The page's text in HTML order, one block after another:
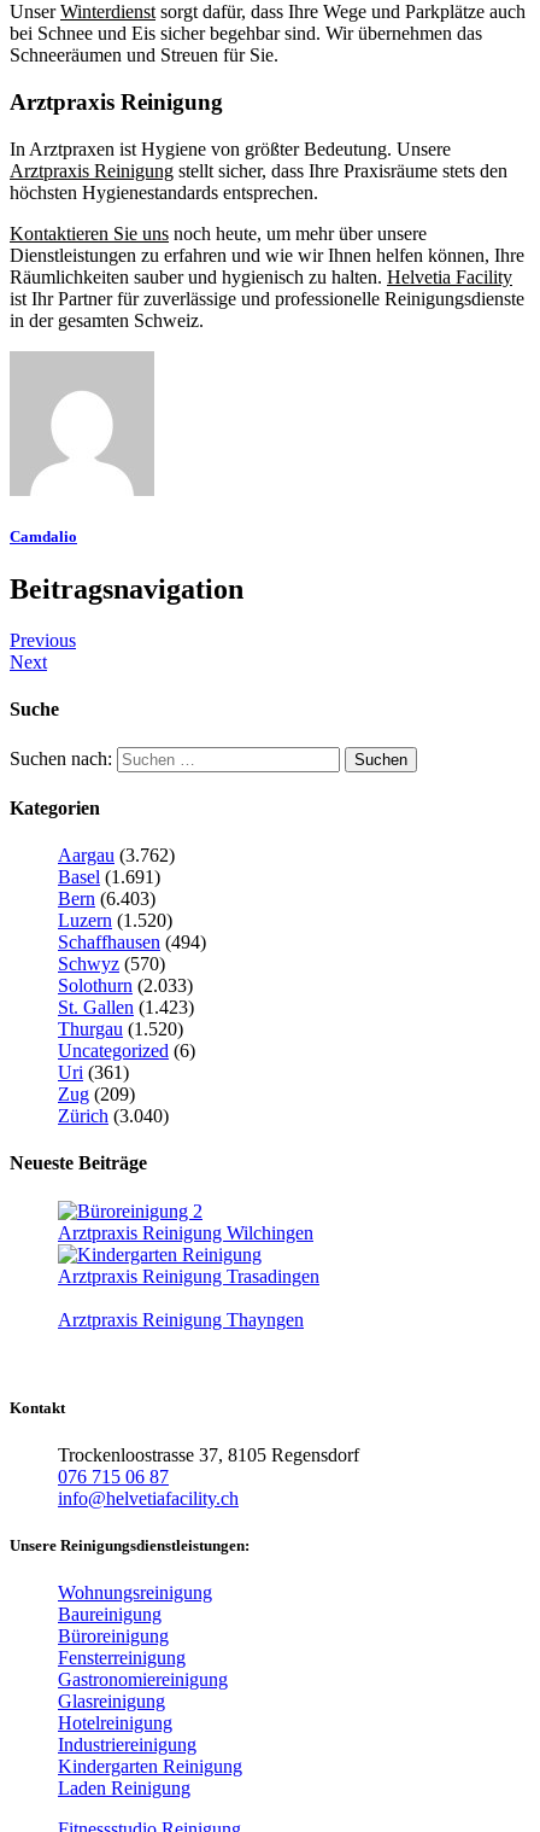
UnserWinterdienst sorgt dafür, dass Ihre Wege und Parkplätze auch
bei Schnee und Eis sicher begehbar sind. Wir übernehmen das
Schneeräumen und Streuen für Sie.
Arztpraxis Reinigung
In Arztpraxen ist Hygiene von größter Bedeutung. Unsere
Arztpraxis Reinigung stellt sicher, dass Ihre Praxisräume stets den
höchsten Hygienestandards entsprechen.
Kontaktieren Sie uns noch heute, um mehr über unsere
Dienstleistungen zu erfahren und wie wir Ihnen helfen können, Ihre
Räumlichkeiten sauber und hygienisch zu halten. Helvetia Facility
ist Ihr Partner für zuverlässige und professionelle Reinigungsdienste
in der gesamten Schweiz.
Camdalio
Beitragsnavigation
Previous
Next
Suche
Suchen nach:
Kategorien
Aargau (3.762)
Basel (1.691)
Bern (6.403)
Luzern (1.520)
Schaffhausen (494)
Schwyz (570)
Solothurn (2.033)
St. Gallen (1.423)
Thurgau (1.520)
Uncategorized (6)
Uri (361)
Zug (209)
Zürich (3.040)
Neueste Beiträge
Arztpraxis Reinigung Wilchingen
Arztpraxis Reinigung Trasadingen
Arztpraxis Reinigung Thayngen
Kontakt
Trockenloostrasse 37, 8105 Regensdorf
076 715 06 87
info@helvetiafacility.ch
Unsere Reinigungsdienstleistungen:
Wohnungsreinigung
Baureinigung
Büroreinigung
Fensterreinigung
Gastronomiereinigung
Glasreinigung
Hotelreinigung
Industriereinigung
Kindergarten Reinigung
Laden Reinigung